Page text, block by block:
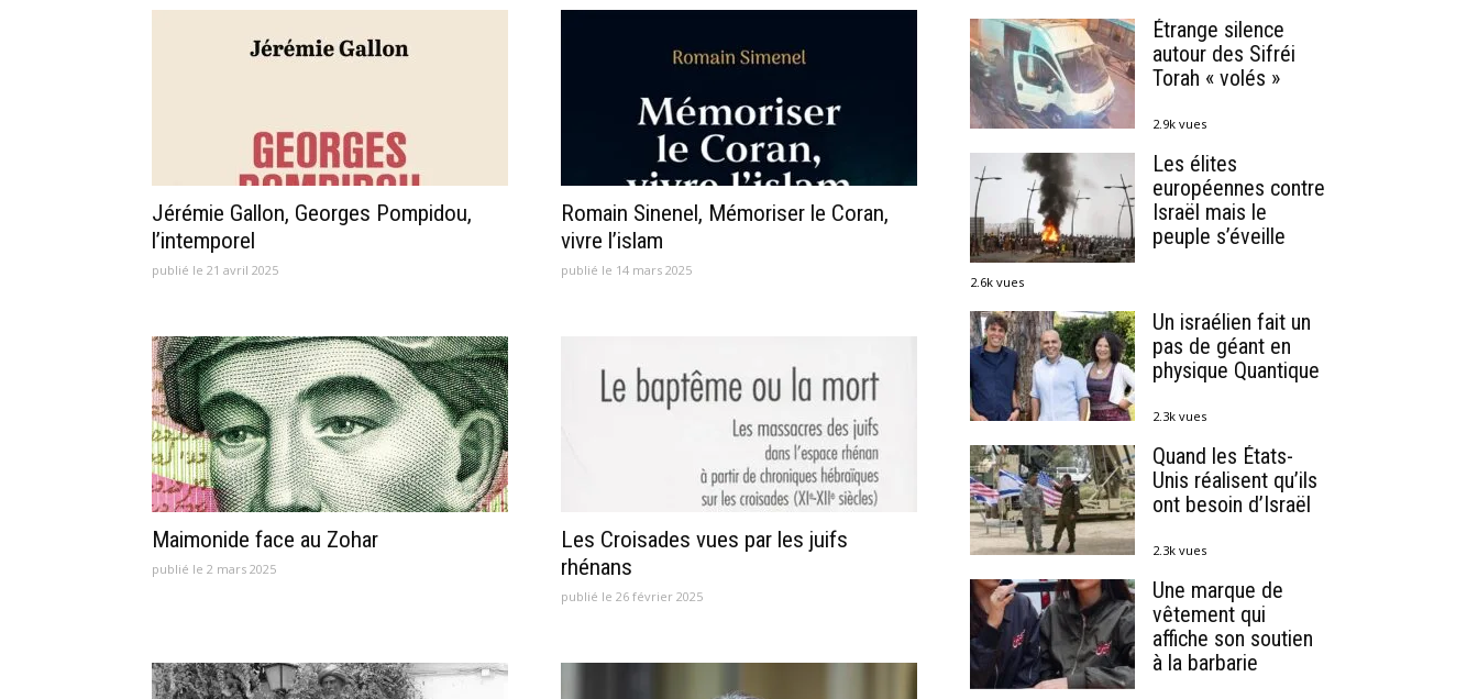
Jérémie Gallon, Georges Pompidou,
l’intemporel
publié le 21 avril 2025
Romain Sinenel, Mémoriser le Coran,
vivre l’islam
publié le 14 mars 2025
Maimonide face au Zohar
publié le 2 mars 2025
Les Croisades vues par les juifs
rhénans
publié le 26 février 2025
Étrange silence
autour des Sifréi
Torah « volés »
2.9k vues
Les élites
européennes contre
Israël mais le
peuple s’éveille
2.6k vues
Un israélien fait un
pas de géant en
physique Quantique
2.3k vues
Quand les États-
Unis réalisent qu’ils
ont besoin d’Israël
2.3k vues
Une marque de
vêtement qui
affiche son soutien
à la barbarie